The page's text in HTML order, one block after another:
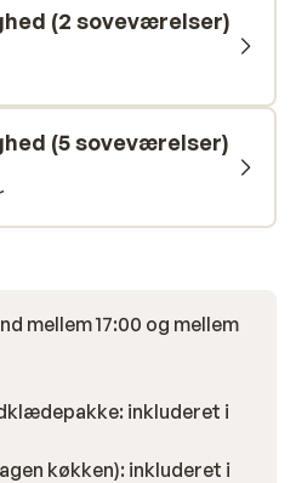
fra din balkon, og
efter en dag på ski. Et ideelt
på komfort, privatliv og
(2 soveværelser)
(5 soveværelser)
mellem 17:00 og mellem
inkluderet i
køkken): inkluderet i